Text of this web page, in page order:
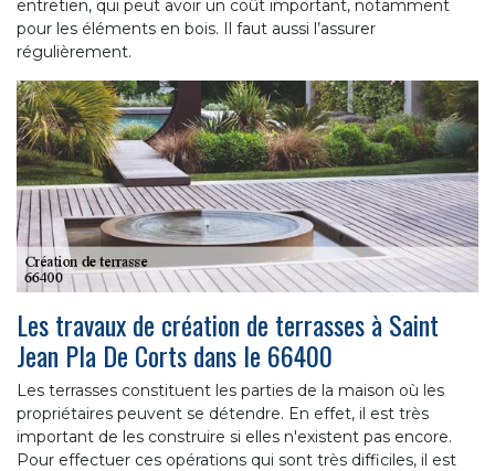
entretien, qui peut avoir un coût important, notamment
pour les éléments en bois. Il faut aussi l’assurer
régulièrement.
Les travaux de création de terrasses à Saint
Jean Pla De Corts dans le 66400
Les terrasses constituent les parties de la maison où les
propriétaires peuvent se détendre. En effet, il est très
important de les construire si elles n'existent pas encore.
Pour effectuer ces opérations qui sont très difficiles, il est